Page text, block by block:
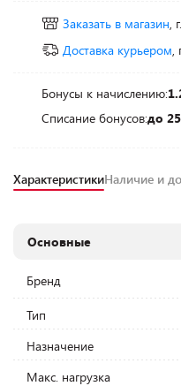
Заказать в магазин,
Доставка курьером,
Бонусы к начислению:
Списание бонусов:до
ХарактеристикиНаличие и
Основные
Бренд
Тип
Назначение
Макс. нагрузка